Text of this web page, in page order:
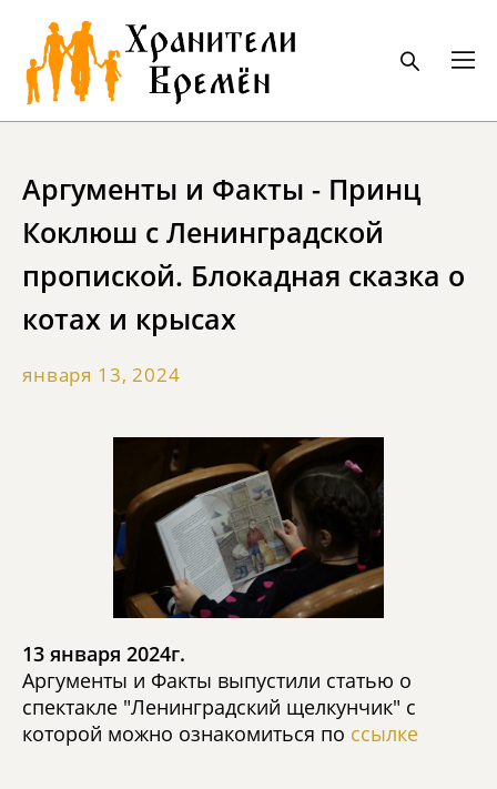
января 13, 2024
Аргументы и Факты - Принц
Коклюш с Ленинградской
пропиской. Блокадная сказка о
котах и крысах
13 января 2024г.
Аргументы и Факты выпустили статью о
спектакле "Ленинградский щелкунчик" с
которой можно ознакомиться по ссылке